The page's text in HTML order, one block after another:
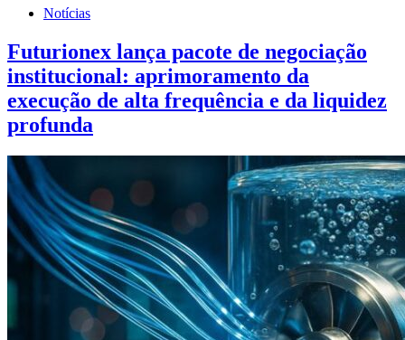
Notícias
Futurionex lança pacote de negociação
institucional: aprimoramento da
execução de alta frequência e da liquidez
profunda